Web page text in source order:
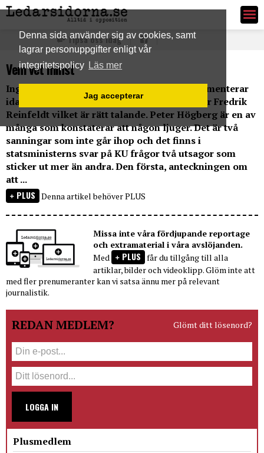
Denna sida använder sig av cookies, samt
lagrar personuppgifter enligt vår
integritetspolicy Läs mer
Jag accepterar
Ledarsidorna.se
Tipsa oss idag
Vem vet minst
Ingen borgerlig ledarsida värd namnet kommenterar
idag gårdagens KU-förhör med statsminister Fredrik
Reinfeldt vilket är rätt talande. Peter Högberg är en av
många som konstaterar att någon ljuger. Det är två
sanningar som inte går ihop och det finns i
statsministerns svar på KU frågor två utsagor som
sticker ut mer än andra. Den första, anteckningen om
att ...
PLUS Denna artikel behöver PLUS
Missa inte våra fördjupande reportage
och extramaterial i våra avslöjanden.
Med
PLUS får du tillgång till alla
artiklar, bilder och videoklipp. Glöm inte att
med fler prenumeranter kan vi satsa ännu mer på relevant
journalistik.
REDAN MEDLEM? Glömt ditt lösenord?
LOGGA IN
Plusmedlem